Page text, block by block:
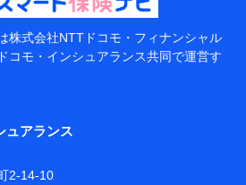
扱う各共同利用者（詳細は次のと
2丁目11番1号 山王パークタワー
代表取締役社長 前田 義晃
形町2-14-10 アーバンネット日
株式会社NTTドコモ・フィナンシャル
コモ・インシュアランス共同で運営す
ュアランス
2-14-10